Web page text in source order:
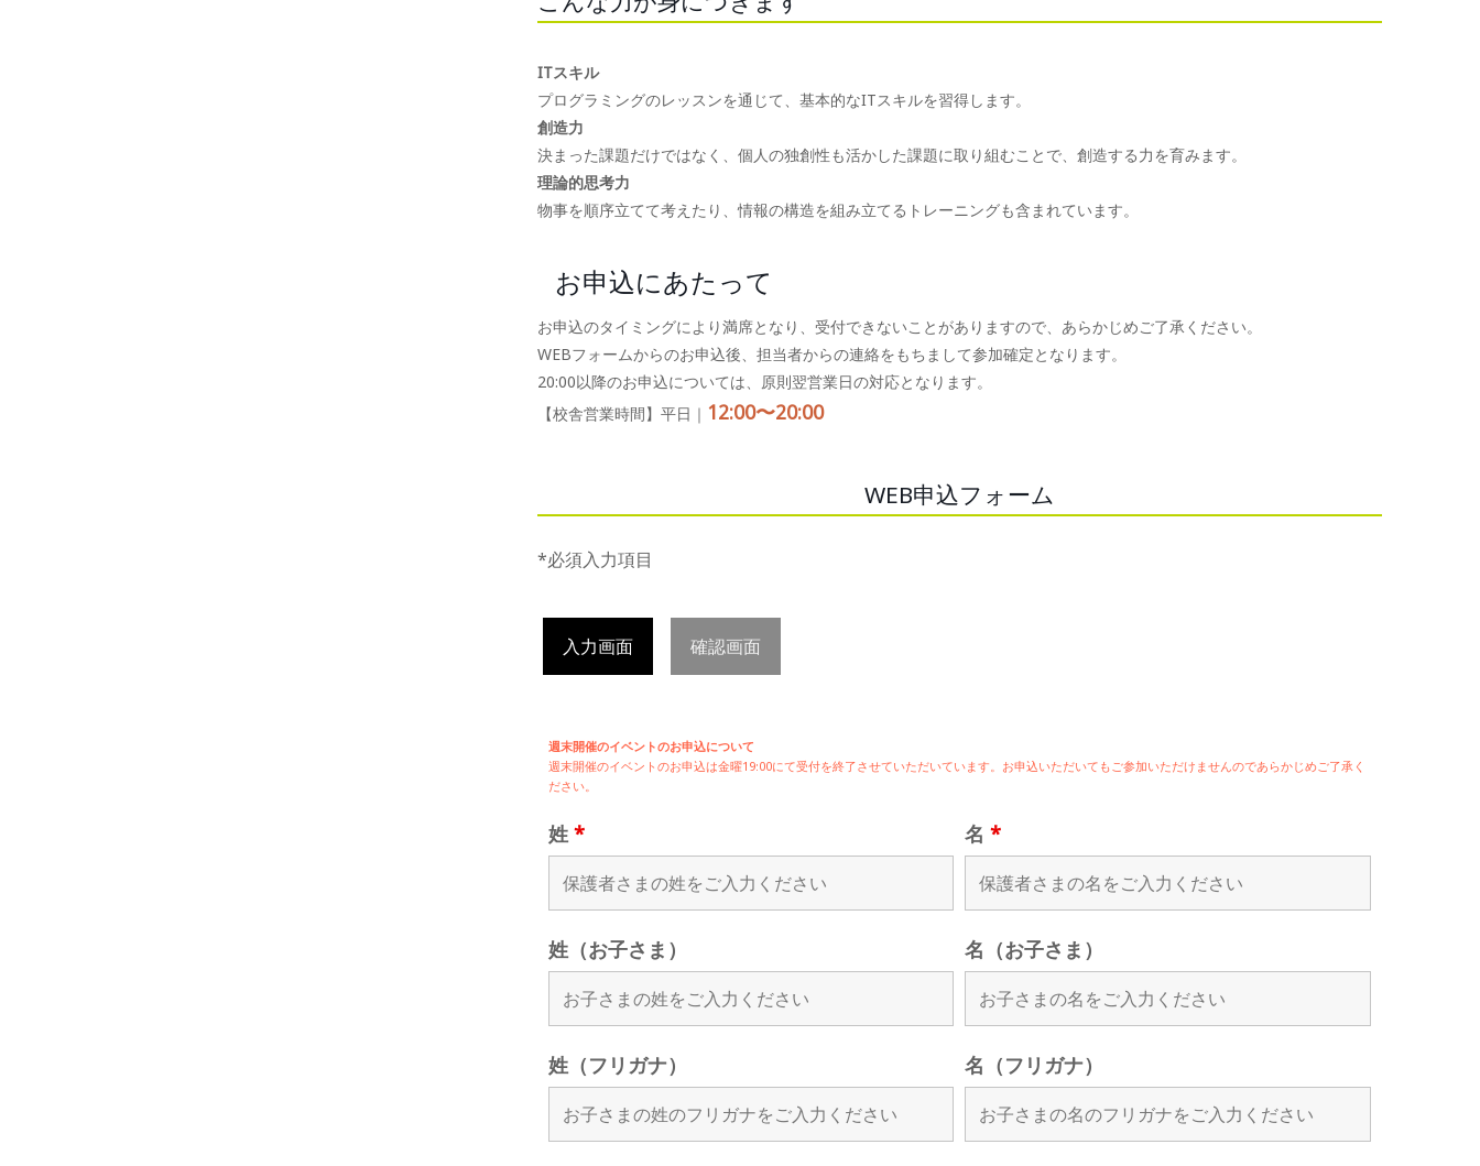
ITスキル
プログラミングのレッスンを通じて、基本的なITスキルを習得します。
創造力
決まった課題だけではなく、個人の独創性も活かした課題に取り組むことで、創造する力を育みます。
理論的思考力
物事を順序立てて考えたり、情報の構造を組み立てるトレーニングも含まれています。
お申込にあたって
お申込のタイミングにより満席となり、受付できないことがありますので、あらかじめご了承ください。
WEBフォームからのお申込後、担当者からの連絡をもちまして参加確定となります。
20:00以降のお申込については、原則翌営業日の対応となります。
【校舎営業時間】平日｜ 12:00〜20:00
WEB申込フォーム
*必須入力項目
入力画面 確認画面
週末開催のイベントのお申込について
週末開催のイベントのお申込は金曜19:00にて受付を終了させていただいています。お申込いただいてもご参加いただけませんのであらかじめご了承く
ださい。
姓 * 名*
姓（お子さま） 名（お子さま）
姓（フリガナ） 名（フリガナ）